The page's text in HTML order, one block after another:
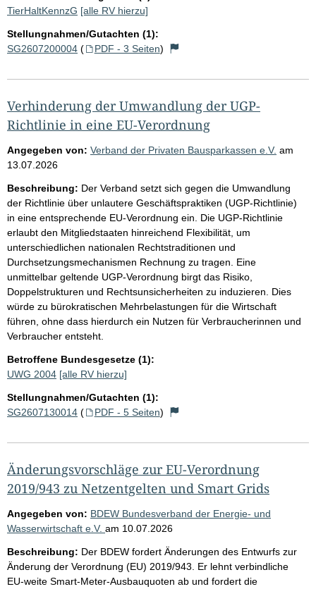
TierHaltKennzG [alle RV hierzu]
Stellungnahmen/Gutachten (1):
SG2607200004 ( PDF - 3 Seiten)
Verhinderung der Umwandlung der UGP-
Richtlinie in eine EU-Verordnung
Angegeben von: Verband der Privaten Bausparkassen e.V. am
13.07.2026
Beschreibung: Der Verband setzt sich gegen die Umwandlung
der Richtlinie über unlautere Geschäftspraktiken (UGP-Richtlinie)
in eine entsprechende EU-Verordnung ein. Die UGP-Richtlinie
erlaubt den Mitgliedstaaten hinreichend Flexibilität, um
unterschiedlichen nationalen Rechtstraditionen und
Durchsetzungsmechanismen Rechnung zu tragen. Eine
unmittelbar geltende UGP-Verordnung birgt das Risiko,
Doppelstrukturen und Rechtsunsicherheiten zu induzieren. Dies
würde zu bürokratischen Mehrbelastungen für die Wirtschaft
führen, ohne dass hierdurch ein Nutzen für Verbraucherinnen und
Verbraucher entsteht.
Betroffene Bundesgesetze (1):
UWG 2004 [alle RV hierzu]
Stellungnahmen/Gutachten (1):
SG2607130014 ( PDF - 5 Seiten)
Änderungsvorschläge zur EU-Verordnung
2019/943 zu Netzentgelten und Smart Grids
Angegeben von: BDEW Bundesverband der Energie- und
Wasserwirtschaft e.V. am 10.07.2026
Beschreibung: Der BDEW fordert Änderungen des Entwurfs zur
Änderung der Verordnung (EU) 2019/943. Er lehnt verbindliche
EU-weite Smart-Meter-Ausbauquoten ab und fordert die